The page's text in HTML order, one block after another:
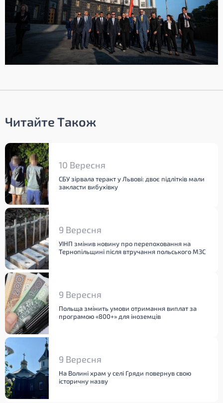
Читайте Також
10 Вересня
СБУ зірвала теракт у Львові: двоє підлітків мали
закласти вибухівку
9 Вересня
УІНП змінив новину про перепоховання на
Тернопільщині після втручання польського МЗС
9 Вересня
Польща змінить умови отримання виплат за
програмою «800+» для іноземців
9 Вересня
На Волині храм у селі Гряди повернув свою
історичну назву